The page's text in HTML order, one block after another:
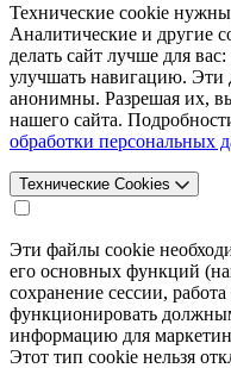
Технические cookie
Аналитические и другие
делать сайт лучше для
улучшать навигацию. Эти
анонимны. Разрешая их,
нашего сайта.
обработки персональных
Технические Cookies
Эти файлы cookie
его основных функций
сохранение сессии,
функционировать
информацию для
Этот тип cookie нельзя